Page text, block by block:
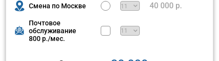
Смена по Москве 40 000 р.
Почтовое
обслуживание
800 р./мес.